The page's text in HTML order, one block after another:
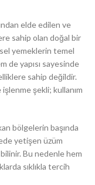
elde edilen ve
sahip olan doğal bir
yemeklerin temel
de yapısı sayesinde
sahip değildir.
şekli; kullanım
bölgelerin başında
yetişen üzüm
bilinir. Bu nedenle hem
sıklıkla tercih